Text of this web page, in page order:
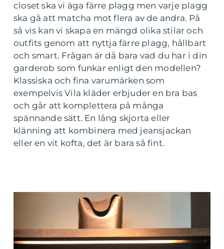
closet ska vi äga färre plagg men varje plagg
ska gå att matcha mot flera av de andra. På
så vis kan vi skapa en mängd olika stilar och
outfits genom att nyttja färre plagg, hållbart
och smart. Frågan är då bara vad du har i din
garderob som funkar enligt den modellen?
Klassiska och fina varumärken som
exempelvis Vila kläder erbjuder en bra bas
och går att komplettera på många
spännande sätt. En lång skjorta eller
klänning att kombinera med jeansjackan
eller en vit kofta, det är bara så fint.